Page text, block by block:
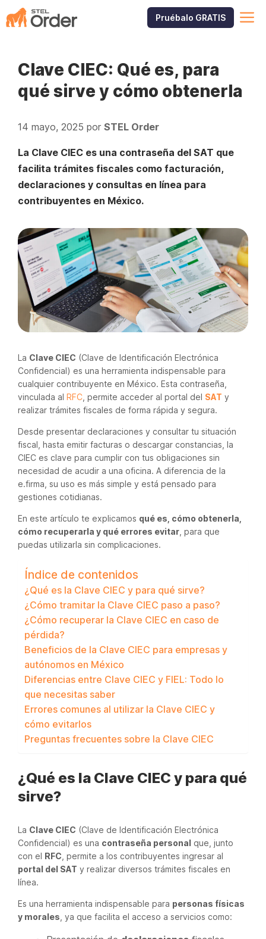
Saltar
al
Pruébalo GRATIS
Clave CIEC: Qué es, para
qué sirve y cómo obtenerla
14 mayo, 2025 por STEL Order
La Clave CIEC es una contraseña del SAT que
facilita trámites fiscales como facturación,
declaraciones y consultas en línea para
contribuyentes en México.
La Clave CIEC (Clave de Identificación Electrónica
Confidencial) es una herramienta indispensable para
cualquier contribuyente en México. Esta contraseña,
vinculada al RFC , permite acceder al portal del SAT y
realizar trámites fiscales de forma rápida y segura.
Desde presentar declaraciones y consultar tu situación
fiscal, hasta emitir facturas o descargar constancias, la
CIEC es clave para cumplir con tus obligaciones sin
necesidad de acudir a una oficina. A diferencia de la
e.firma, su uso es más simple y está pensado para
gestiones cotidianas.
En este artículo te explicamos qué es, cómo obtenerla,
cómo recuperarla y qué errores evitar , para que
puedas utilizarla sin complicaciones.
Índice de contenidos
¿Qué es la Clave CIEC y para qué sirve?
¿Cómo tramitar la Clave CIEC paso a paso?
¿Cómo recuperar la Clave CIEC en caso de
pérdida?
Beneficios de la Clave CIEC para empresas y
autónomos en México
Diferencias entre Clave CIEC y FIEL: Todo lo
que necesitas saber
Errores comunes al utilizar la Clave CIEC y
cómo evitarlos
Preguntas frecuentes sobre la Clave CIEC
¿Qué es la Clave CIEC y para qué
sirve?
La Clave CIEC (Clave de Identificación Electrónica
Confidencial) es una contraseña personal que, junto
con el RFC , permite a los contribuyentes ingresar al
portal del SAT y realizar diversos trámites fiscales en
línea.
Es una herramienta indispensable para personas físicas
y morales , ya que facilita el acceso a servicios como: